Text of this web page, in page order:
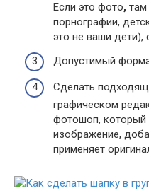
Если это фото,
порнографии,
это не ваши дети),
Допустимый
Сделать
графическом
фотошоп, который
изображение,
применяет